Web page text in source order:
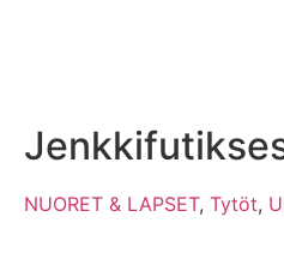
NUORET & LAPSET, Tytöt,